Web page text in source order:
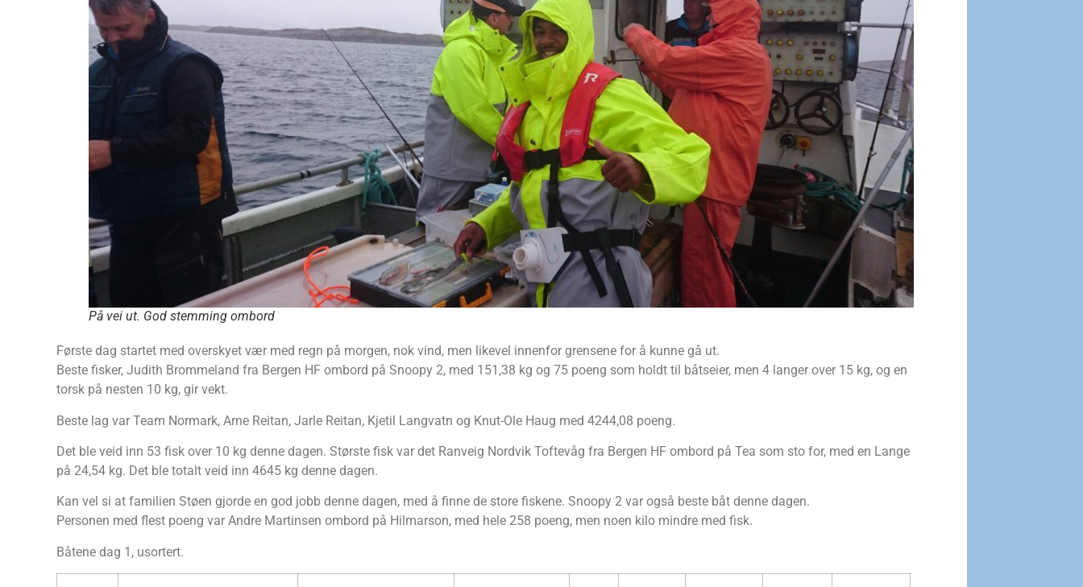
På vei ut. God stemming ombord
Første dag startet med overskyet vær med regn på morgen, nok vind, men likevel innenfor grensene for å kunne gå ut.
Beste fisker, Judith Brommeland fra Bergen HF ombord på Snoopy 2, med 151,38 kg og 75 poeng som holdt til båtseier, men 4 langer over 15 kg, og en
torsk på nesten 10 kg, gir vekt.
Beste lag var Team Normark, Arne Reitan, Jarle Reitan, Kjetil Langvatn og Knut-Ole Haug med 4244,08 poeng.
Det ble veid inn 53 fisk over 10 kg denne dagen. Største fisk var det Ranveig Nordvik Toftevåg fra Bergen HF ombord på Tea som sto for, med en Lange
på 24,54 kg. Det ble totalt veid inn 4645 kg denne dagen.
Kan vel si at familien Støen gjorde en god jobb denne dagen, med å finne de store fiskene. Snoopy 2 var også beste båt denne dagen.
Personen med flest poeng var Andre Martinsen ombord på Hilmarson, med hele 258 poeng, men noen kilo mindre med fisk.
Båtene dag 1, usortert.